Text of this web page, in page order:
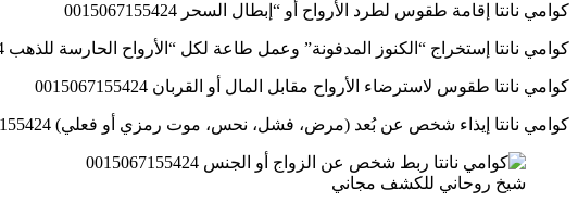
كوامي نانتا إقامة طقوس لطرد الأرواح أو “إبطال السحر 0015067155424
كوامي نانتا إستخراج “الكنوز المدفونة” وعمل طاعة لكل “الأرواح الحارسة للذهب 0015067155424
كوامي نانتا طقوس لاسترضاء الأرواح مقابل المال أو القربان 0015067155424
كوامي نانتا إيذاء شخص عن بُعد (مرض، فشل، نحس، موت رمزي أو فعلي) 0015067155424
شيخ روحاني للكشف مجاني